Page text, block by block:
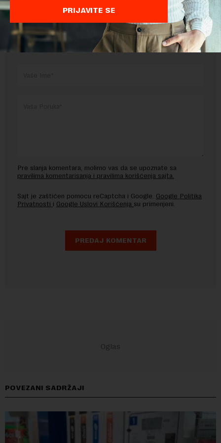
OSTAVITE ODGOVOR
Pre slanja komentara, molimo vas da se upoznate sa
pravilima komentarisanja i pravilima korišćenja sajta.
Sajt je zaštićen pomocu reCaptcha i Google. Google Politika
Privatnosti i Google Uslovi Korišćenja su primenjeni.
POVEZANI SADRŽAJI
PRIJAVITE SE